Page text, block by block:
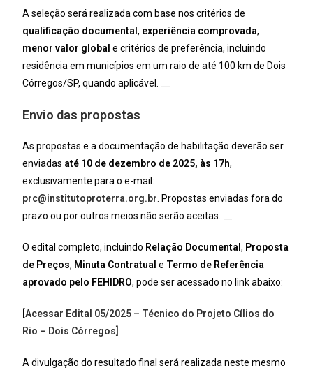
A seleção será realizada com base nos critérios de
qualificação documental, experiência comprovada,
menor valor global e critérios de preferência, incluindo
residência em municípios em um raio de até 100 km de Dois
Córregos/SP, quando aplicável.
Envio das propostas
As propostas e a documentação de habilitação deverão ser
enviadas até 10 de dezembro de 2025, às 17h,
exclusivamente para o e-mail:
prc@institutoproterra.org.br . Propostas enviadas fora do
prazo ou por outros meios não serão aceitas.
O edital completo, incluindo Relação Documental, Proposta
de Preços, Minuta Contratual e Termo de Referência
aprovado pelo FEHIDRO, pode ser acessado no link abaixo:
[Acessar Edital 05/2025 – Técnico do Projeto Cílios do
Rio – Dois Córregos]
A divulgação do resultado final será realizada neste mesmo